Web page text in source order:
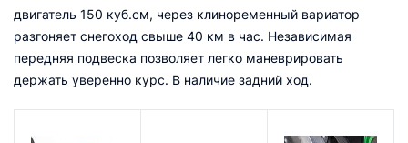
двигатель 150 куб.см, через клиноременный вариатор
разгоняет снегоход свыше 40 км в час. Независимая
передняя подвеска позволяет легко маневрировать
держать уверенно курс. В наличие задний ход.